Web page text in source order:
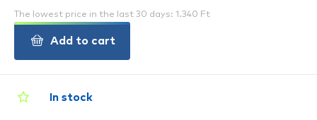
In stock
The lowest price in the last 30 days: 1.340 Ft
Add to cart